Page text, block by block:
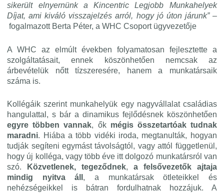
sikerült elnyernünk a Kincentric Legjobb Munkahelyek
Díjat, ami kiváló visszajelzés arról, hogy jó úton járunk” –
fogalmazott Berta Péter, a WHC Csoport ügyvezetője
A WHC az elmúlt években folyamatosan fejlesztette a
szolgáltatásait, ennek köszönhetően nemcsak az
árbevételük nőtt tízszeresére, hanem a munkatársaik
száma is.
Kollégáik szerint munkahelyük egy nagyvállalat családias
hangulattal, s bár a dinamikus fejlődésnek köszönhetően
egyre többen vannak, ők mégis összetartóak tudnak
maradni. Hiába a több vidéki iroda, megtanulták, hogyan
tudják segíteni egymást távolságtól, vagy attól függetlenül,
hogy új kolléga, vagy több éve itt dolgozó munkatársról van
szó.
Közvetlenek, tegeződnek, a felsővezetők ajtaja
mindig nyitva áll , a munkatársak ötleteikkel és
nehézségeikkel is bátran fordulhatnak hozzájuk. A